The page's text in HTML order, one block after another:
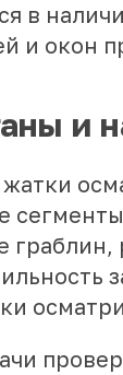
в
и окон
и